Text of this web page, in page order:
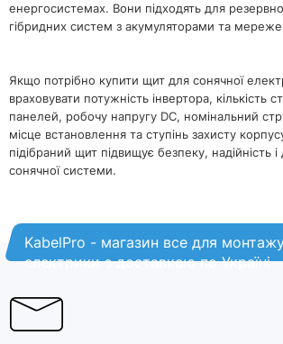
енергосистемах. Вони підходять для
гібридних систем з акумуляторами та
Якщо потрібно купити щит для сонячної
враховувати потужність інвертора, кількість
панелей, робочу напругу DC, номінальний
місце встановлення та ступінь захисту
підібраний щит підвищує безпеку, надійність і
сонячної системи.
KabelPro - магазин все для
електрики з доставкою по Україні